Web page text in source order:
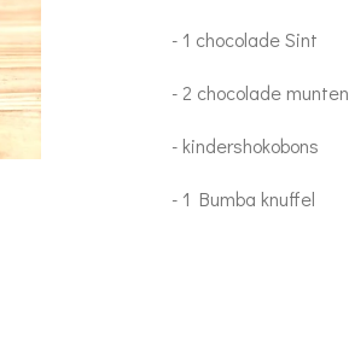
- 1 chocolade Sint
- 2 chocolade munten
- kindershokobons
- 1 Bumba knuffel